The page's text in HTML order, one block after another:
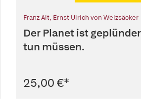
Franz Alt, Ernst Ulrich von Weizsäcker
Der Planet ist
tun müssen.
25,00 €*